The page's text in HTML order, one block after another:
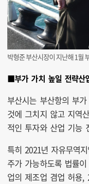
박형준 부산시장이 지난해 1월
■부가 가치 높일 전략산
부산시는 부산항의 부
것에 그치지 않고 지역
적인 투자와 산업 기능
특히 2021년 자유무역
주가 가능하도록 법률
업의 제조업 겸업 허용,